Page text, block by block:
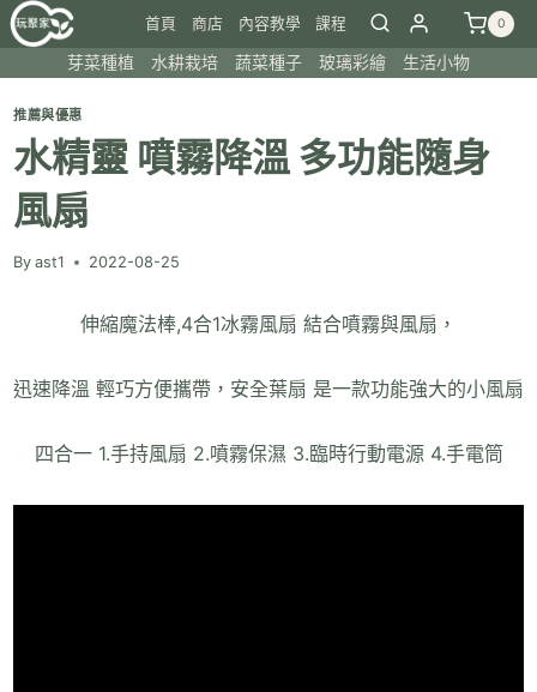
Skip
to
首頁 商店 內容教學 課程 0
芽菜種植 水耕栽培 蔬菜種子 玻璃彩繪 生活小物
推薦與優惠
水精靈 噴霧降溫 多功能隨身
風扇
By ast1 2022-08-25
伸縮魔法棒,4合1冰霧風扇 結合噴霧與風扇，
迅速降溫 輕巧方便攜帶，安全葉扇 是一款功能強大的小風扇
四合一 1.手持風扇 2.噴霧保濕 3.臨時行動電源 4.手電筒